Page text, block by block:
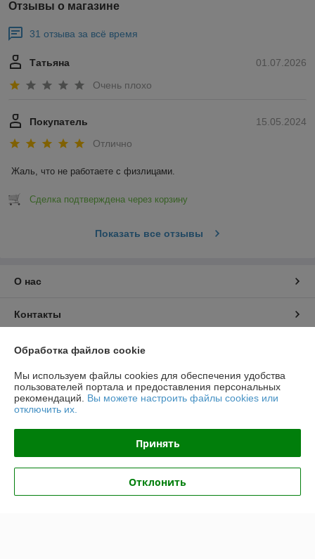
Отзывы о магазине
31 отзыва за всё время
01.07.2026
Татьяна
Очень плохо
15.05.2024
Покупатель
Отлично
Жаль, что не работаете с физлицами.
Сделка подтверждена через корзину
Показать все отзывы
О нас
Контакты
Доставка и оплата
График работы
Полная версия сайта
Политика обработки cookies
Сайт создан на платформе Deal.by
Обработка файлов cookie
Мы используем файлы cookies для обеспечения удобства
пользователей портала и предоставления персональных
рекомендаций. Вы можете настроить файлы cookies или
отключить их.
Принять
Отклонить